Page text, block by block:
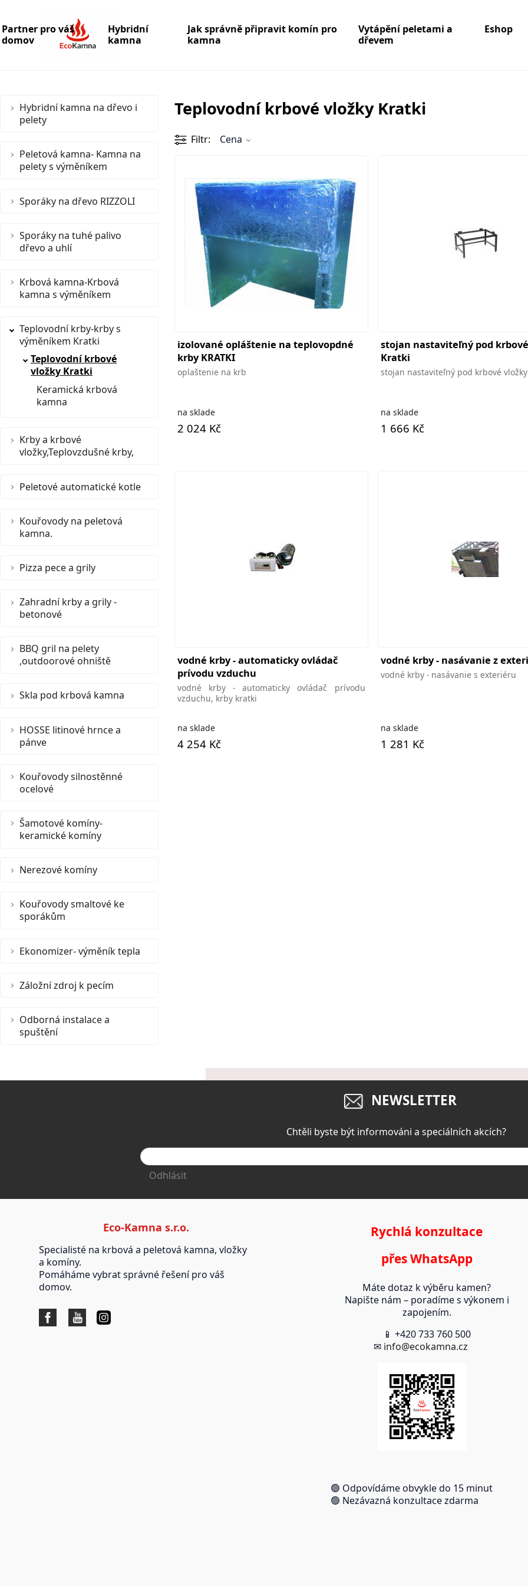
Partner pro váš
domov
Hybridní
kamna
Jak správně připravit komín pro
kamna
Vytápění peletami a
dřevem
Eshop
Hybridní kamna na dřevo i
pelety
Peletová kamna- Kamna na
pelety s výměníkem
Sporáky na dřevo RIZZOLI
Sporáky na tuhé palivo
dřevo a uhlí
Krbová kamna-Krbová
kamna s výměníkem
Teplovodní krby-krby s
výměníkem Kratki
Teplovodní krbové
vložky Kratki
Keramická krbová
kamna
Krby a krbové
vložky,Teplovzdušné krby,
Peletové automatické kotle
Kouřovody na peletová
kamna.
Pizza pece a grily
Zahradní krby a grily -
betonové
BBQ gril na pelety
,outdoorové ohniště
Skla pod krbová kamna
HOSSE litinové hrnce a
pánve
Kouřovody silnostěnné
ocelové
Šamotové komíny-
keramické komíny
Nerezové komíny
Kouřovody smaltové ke
sporákům
Ekonomizer- výměník tepla
Záložní zdroj k pecím
Odborná instalace a
spuštění
Teplovodní krbové vložky Kratki
Filtr Cena
izolované opláštenie na teplovopdné
krby KRATKI
oplaštenie na krb
na sklade
2 024 Kč
stojan nastaviteľný pod
Kratki
stojan nastaviteľný pod krbové
na sklade
1 666 Kč
vodné krby - automaticky ovládač
prívodu vzduchu
vodné krby - automaticky ovládač prívodu
vzduchu, krby kratki
na sklade
4 254 Kč
vodné krby - nasávanie z
vodné krby - nasávanie s exteriéru
na sklade
1 281 Kč
NEWSLETTER
Chtěli byste být informováni a speciálních akcích?
Odhlásit
Eco-Kamna s.r.o.
Specialisté na krbová a peletová kamna, vložky
a komíny.
Pomáháme vybrat správné řešení pro váš
domov.
Rychlá konzultace
přes WhatsApp
Máte dotaz k výběru kamen?
Napište nám – poradíme s výkonem i
zapojením.
📱 +420 733 760 500
✉ info@ecokamna.cz
🟢 Odpovídáme obvykle do 15 minut
🟢 Nezávazná konzultace zdarma